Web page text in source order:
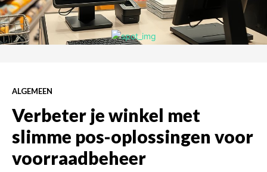
ALGEMEEN
Verbeter je winkel met
slimme pos-oplossingen voor
voorraadbeheer